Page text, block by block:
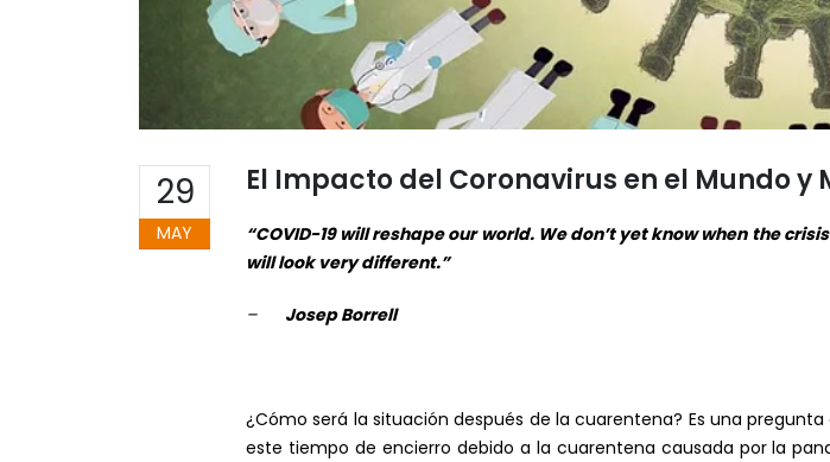
29
MAY
El Impacto del Coronavirus en el Mundo y
“COVID-19 will reshape our world. We don’t yet know when the
will look very different.”
– Josep Borrell
¿Cómo será la situación después de la cuarentena? Es una
este tiempo de encierro debido a la cuarentena causada por la